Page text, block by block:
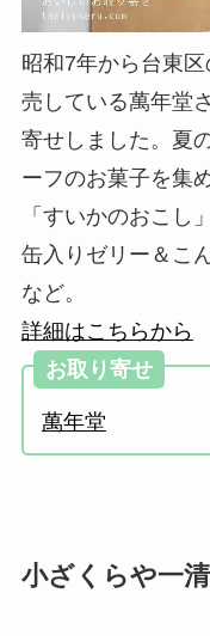
昭和7年から台東
売している萬年堂
寄せしました。夏
ーフのお菓子を集
「すいかのおこし
缶入りゼリー＆こ
など。
詳細はこちらから
お取り寄せ
萬年堂
小ざくらや一